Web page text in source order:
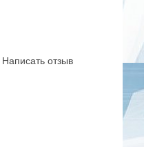
Написать отзыв